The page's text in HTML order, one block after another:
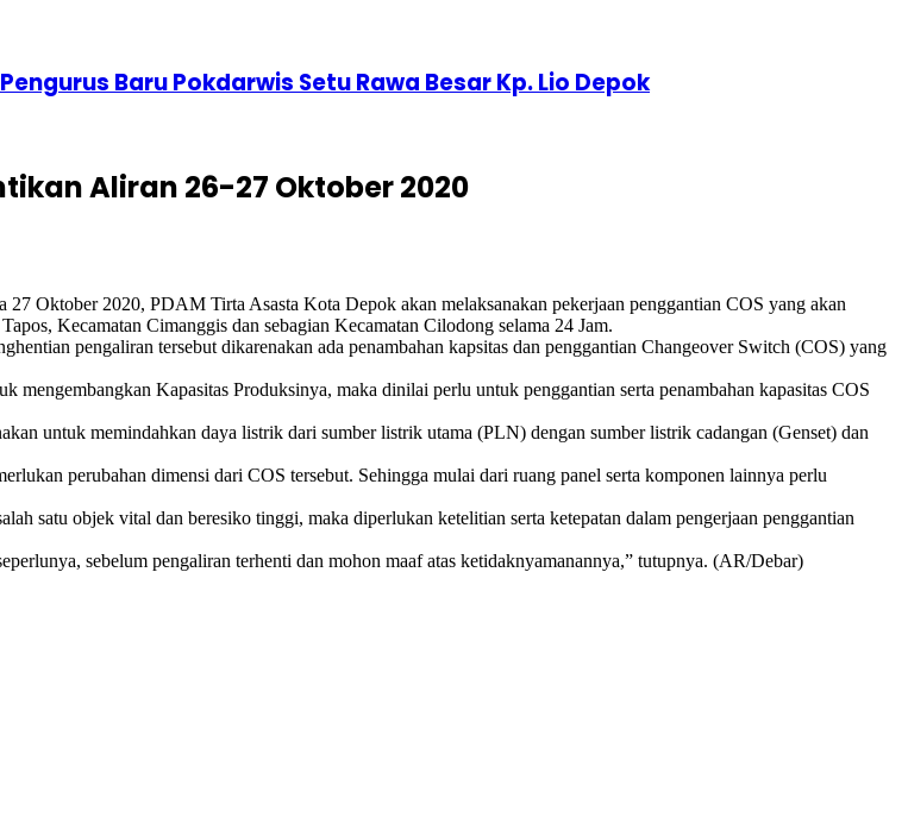
Baru Pokdarwis Setu Rawa Besar Kp. Lio Depok
Aliran 26-27 Oktober 2020
2020, PDAM Tirta Asasta Kota Depok akan melaksanakan pekerjaan penggantian COS yang akan
Kecamatan Cimanggis dan sebagian Kecamatan Cilodong selama 24 Jam.
pengaliran tersebut dikarenakan ada penambahan kapsitas dan penggantian Changeover Switch (COS) yang
Kapasitas Produksinya, maka dinilai perlu untuk penggantian serta penambahan kapasitas COS
untuk memindahkan daya listrik dari sumber listrik utama (PLN) dengan sumber listrik cadangan (Genset) dan
perubahan dimensi dari COS tersebut. Sehingga mulai dari ruang panel serta komponen lainnya perlu
satu objek vital dan beresiko tinggi, maka diperlukan ketelitian serta ketepatan dalam pengerjaan penggantian
sebelum pengaliran terhenti dan mohon maaf atas ketidaknyamanannya,” tutupnya. (AR/Debar)